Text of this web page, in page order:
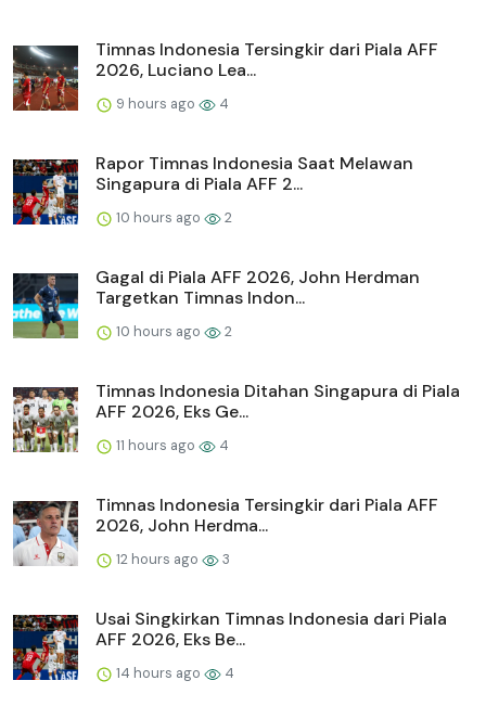
Timnas Indonesia Tersingkir dari Piala AFF
2026, Luciano Lea...
9 hours ago 4
Rapor Timnas Indonesia Saat Melawan
Singapura di Piala AFF 2...
10 hours ago 2
Gagal di Piala AFF 2026, John Herdman
Targetkan Timnas Indon...
10 hours ago 2
Timnas Indonesia Ditahan Singapura di Piala
AFF 2026, Eks Ge...
11 hours ago 4
Timnas Indonesia Tersingkir dari Piala AFF
2026, John Herdma...
12 hours ago 3
Usai Singkirkan Timnas Indonesia dari Piala
AFF 2026, Eks Be...
14 hours ago 4